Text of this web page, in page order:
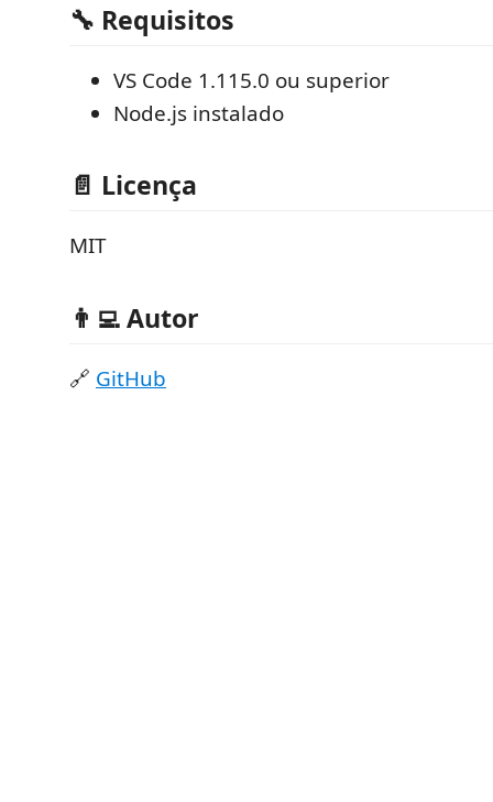
🔧 Requisitos
VS Code 1.115.0 ou superior
Node.js instalado
📄 Licença
MIT
👨‍💻 Autor
🔗 GitHub